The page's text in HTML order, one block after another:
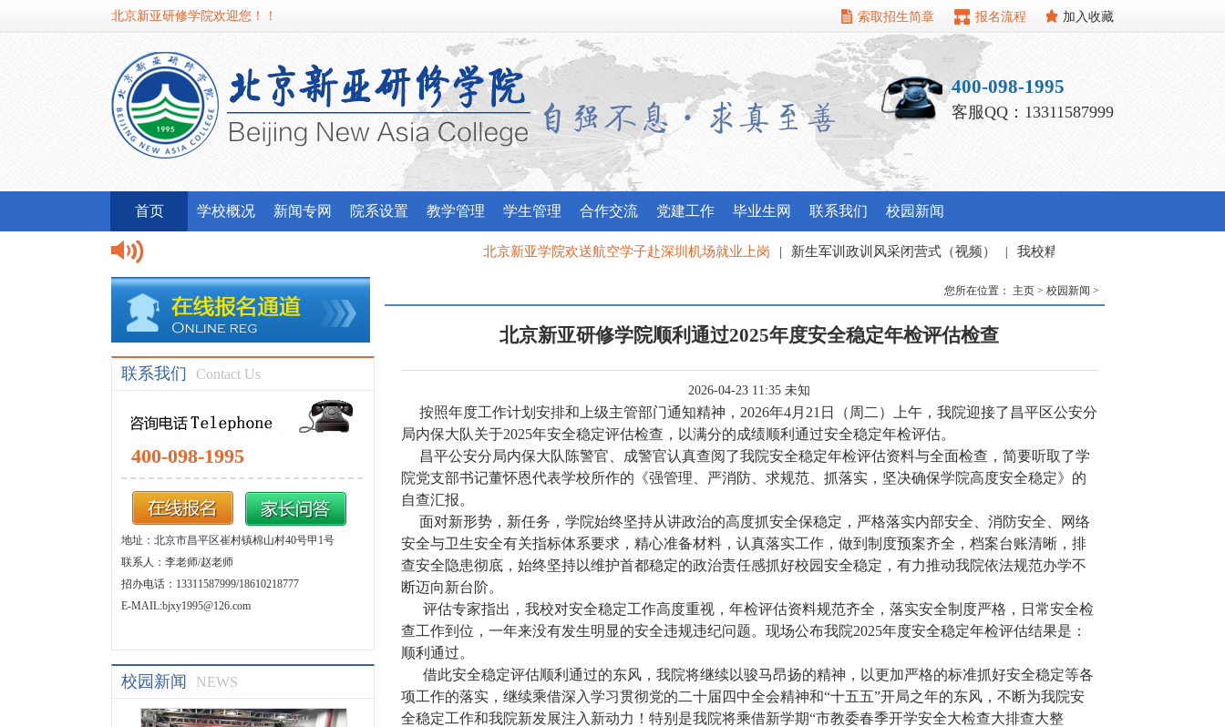
北京新亚研修学院欢迎您！！ 索取招生简章 报名流程 加入收藏
400-098-1995
客服QQ：13311587999
首页 学校概况 新闻专网 院系设置 教学管理 学生管理 合作交流 党建工作 毕业生网 联系我们 校园新闻
北京新亚学院欢送航空学子赴深圳机场就业上岗 新生军训政训风采闭营式（视频） | 我校精心组织暑期教职工培训班
联系我们 Contact Us
400-098-1995
地址：北京市昌平区崔村镇棉山村40号甲1号
联系人：李老师/赵老师
招办电话：13311587999/18610218777
E-MAIL:bjxy1995@126.com
校园新闻 NEWS
您所在位置： 主页 > 校园新闻 >
北京新亚研修学院顺利通过2025年度安全稳定年检评估检查
2026-04-23 11:35 未知
按照年度工作计划安排和上级主管部门通知精神，2026年4月21日（周二）上午，我院迎接了昌平区公安分
局内保大队关于2025年安全稳定评估检查，以满分的成绩顺利通过安全稳定年检评估。
昌平公安分局内保大队陈警官、成警官认真查阅了我院安全稳定年检评估资料与全面检查，简要听取了学
院党支部书记董怀恩代表学校所作的《强管理、严消防、求规范、抓落实，坚决确保学院高度安全稳定》的
自查汇报。
面对新形势，新任务，学院始终坚持从讲政治的高度抓安全保稳定，严格落实内部安全、消防安全、网络
安全与卫生安全有关指标体系要求，精心准备材料，认真落实工作，做到制度预案齐全，档案台账清晰，排
查安全隐患彻底，始终坚持以维护首都稳定的政治责任感抓好校园安全稳定，有力推动我院依法规范办学不
断迈向新台阶。
评估专家指出，我校对安全稳定工作高度重视，年检评估资料规范齐全，落实安全制度严格，日常安全检
查工作到位，一年来没有发生明显的安全违规违纪问题。现场公布我院2025年度安全稳定年检评估结果是：
顺利通过。
借此安全稳定评估顺利通过的东风，我院将继续以骏马昂扬的精神，以更加严格的标准抓好安全稳定等各
项工作的落实，继续乘借深入学习贯彻党的二十届四中全会精神和“十五五”开局之年的东风，不断为我院安
全稳定工作和我院新发展注入新动力！特别是我院将乘借新学期“市教委春季开学安全大检查大排查大整